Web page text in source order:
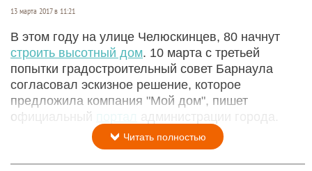
13 марта 2017 в 11:21
В этом году на улице Челюскинцев, 80 начнут
строить высотный дом. 10 марта с третьей
попытки градостроительный совет Барнаула
согласовал эскизное решение, которое
предложила компания "Мой дом", пишет
официальный
администрации города.
Читать полностью